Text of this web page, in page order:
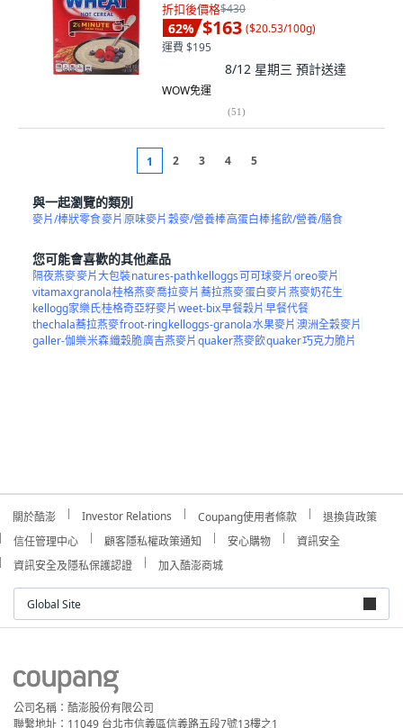
折扣後價格$430
62% $163 ($20.53/100g)
運費 $195
8/12 星期三 預計送達
WOW免運
(51)
1 2 3 4 5
與一起瀏覽的類別
麥片/棒狀零食麥片原味麥片穀麥/營養棒高蛋白棒搖飲/營養/膳食
您可能會喜歡的其他產品
隔夜燕麥麥片大包裝natures-pathkelloggs可可球麥片oreo麥片
vitamaxgranola桂格燕麥喬拉麥片蕎拉燕麥蛋白麥片燕麥奶花生
kellogg家樂氏桂格奇亞籽麥片weet-bix早餐穀片早餐代餐
thechala蕎拉燕麥froot-ringkelloggs-granola水果麥片澳洲全穀麥片
galler-伽樂米森纖穀脆廣吉燕麥片quaker燕麥飲quaker巧克力脆片
關於酷澎 Investor Relations Coupang使用者條款
退換貨政策
信任管理中心
顧客隱私權政策通知 安心購物
資訊安全
資訊安全及隱私保護認證
加入酷澎商城
Global Site
公司名稱：酷澎股份有限公司
聯繫地址：11049 台北市信義區信義路五段7號13樓之1